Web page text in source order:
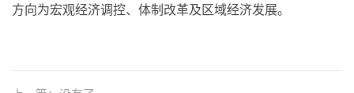
方向为宏观经济调控、体制改革及区域经济发展。